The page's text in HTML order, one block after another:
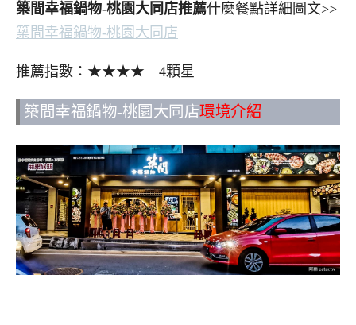
築間幸福鍋物-桃園大同店推薦什麼餐點詳細圖文>>
築間幸福鍋物-桃園大同店
推薦指數：★★★★ 4顆星
築間幸福鍋物-桃園大同店環境介紹